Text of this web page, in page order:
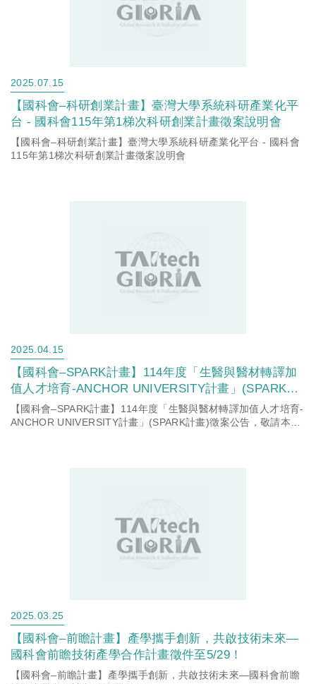
2025.07.15
【國科會–科研創業計畫】臺灣大學系統科研產業化平
台 - 國科會115年第1梯次科研創業計畫徵案說明會
【國科會–科研創業計畫】臺灣大學系統科研產業化平台 - 國科會
115年第1梯次科研創業計畫徵案說明會
2025.04.15
【國科會–SPARK計畫】114年度「生醫與醫材轉譯加
值人才培育-ANCHOR UNIVERSITY計畫」(SPARK計
畫)徵案公告，敬請本校有意願申請師長詳閱計畫公告
資訊。
【國科會–SPARK計畫】114年度「生醫與醫材轉譯加值人才培育-
ANCHOR UNIVERSITY計畫」(SPARK計畫)徵案公告，敬請本校
2025.03.25
【國科會–前瞻計畫】產學攜手創新，共啟技術未來—
國科會前瞻技術產學合作計畫徵件至5/29！
【國科會–前瞻計畫】產學攜手創新，共啟技術未來—國科會前瞻